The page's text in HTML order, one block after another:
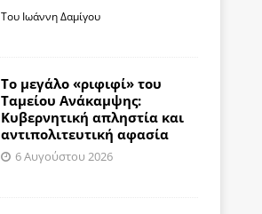
Του Ιωάννη Δαμίγου
Το μεγάλο «ριφιφί» του
Ταμείου Ανάκαμψης:
Κυβερνητική απληστία και
αντιπολιτευτική αφασία
6 Αυγούστου 2026